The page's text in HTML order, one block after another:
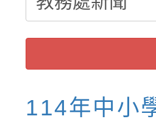
權責核予
114年中小